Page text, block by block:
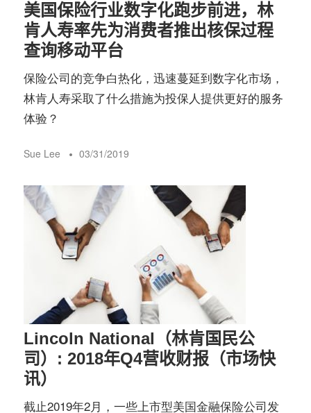
美国保险行业数字化跑步前进，林
肯人寿率先为消费者推出核保过程
查询移动平台
保险公司的竞争白热化，迅速蔓延到数字化市场，
林肯人寿采取了什么措施为投保人提供更好的服务
体验？
Sue Lee 03/31/2019
Lincoln National（林肯国民公
司）: 2018年Q4营收财报（市场快
讯）
截止2019年2月，一些上市型美国金融保险公司发